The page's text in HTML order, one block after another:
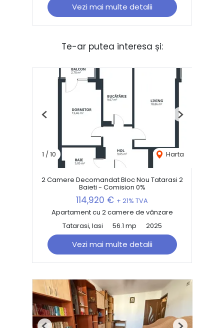
Vezi mai multe detalii
Te-ar putea interesa și:
1 / 10 Harta
Previous Next
2 Camere Decomandat Bloc Nou Tatarasi 2
Baieti - Comision 0%
114,920 € + 21% TVA
Apartament cu 2 camere de vânzare
Tatarasi, Iasi
56.1 mp 2025
Vezi mai multe detalii